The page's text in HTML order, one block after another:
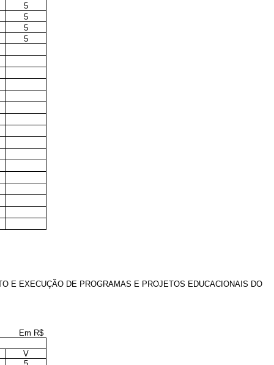
5
5
5
5
E EXECUÇÃO DE PROGRAMAS E PROJETOS EDUCACIONAIS DO
Em R$
V